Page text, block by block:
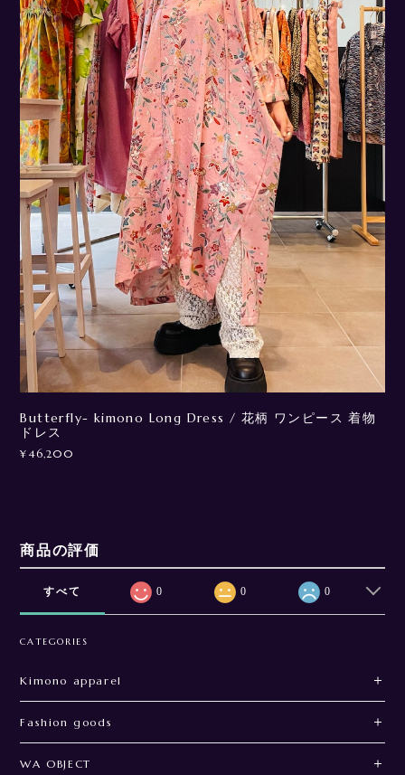
Butterfly- kimono Long Dress / 花柄 ワンピース 着物
ドレス
¥46,200
商品の評価
すべて 0 0 0
CATEGORIES
Kimono apparel
Fashion goods
WA OBJECT